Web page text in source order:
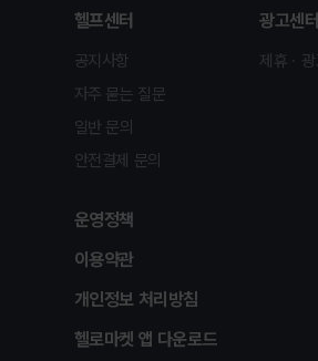
헬프센터
공지사항
자주 묻는 질문
일반 문의
안전결제 문의
광고센터
제휴ㆍ광
운영정책
이용약관
개인정보 처리방침
헬로마켓 앱 다운로드